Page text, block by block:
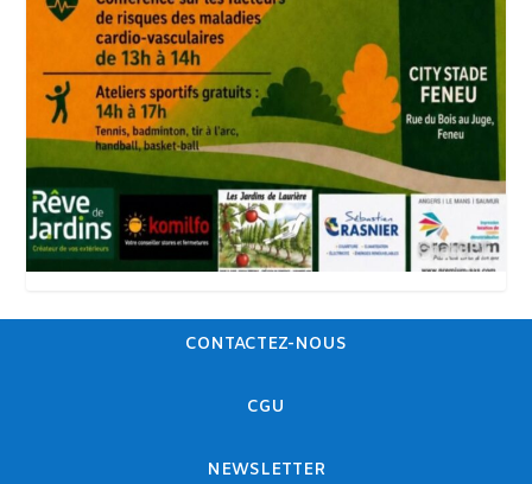
CONTACTEZ-NOUS
CGU
NEWSLETTER